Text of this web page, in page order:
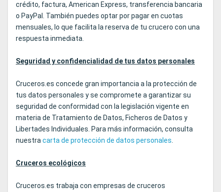
crédito, factura, American Express, transferencia bancaria
o PayPal. También puedes optar por pagar en cuotas
mensuales, lo que facilita la reserva de tu crucero con una
respuesta inmediata.
Seguridad y confidencialidad de tus datos personales
Cruceros.es concede gran importancia a la protección de
tus datos personales y se compromete a garantizar su
seguridad de conformidad con la legislación vigente en
materia de Tratamiento de Datos, Ficheros de Datos y
Libertades Individuales. Para más información, consulta
nuestra carta de protección de datos personales
Cruceros ecológicos
Cruceros.es trabaja con empresas de cruceros